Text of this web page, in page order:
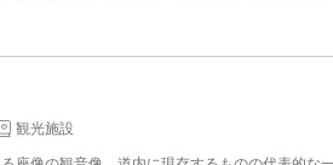
観光施設